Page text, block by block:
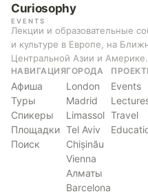
Curiosophy
EVENTS
Лекции и образовательные
и культуре в Европе, на
Центральной Азии и Америке.
НАВИГАЦИЯ
Афиша
Туры
Спикеры
Площадки
Поиск
ГОРОДА
London
Madrid
Limassol
Tel Aviv
Chișinău
Vienna
Алматы
Barcelona
Events
Travel